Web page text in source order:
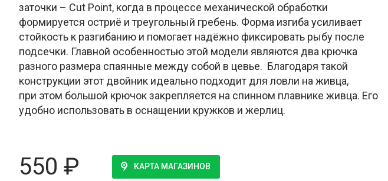
заточки – Cut Point, когда в процессе механической обработки
формируется остриё и треугольный гребень. Форма изгиба усиливает
стойкость к разгибанию и помогает надёжно фиксировать рыбу после
подсечки. Главной особенностью этой модели являются два крючка
разного размера спаянные между собой в цевье. Благодаря такой
конструкции этот двойник идеально подходит для ловли на живца,
при этом большой крючок закрепляется на спинном плавнике живца. Его
удобно использовать в оснащении кружков и жерлиц.
550 ₽ КАРТА МАГАЗИНОВ